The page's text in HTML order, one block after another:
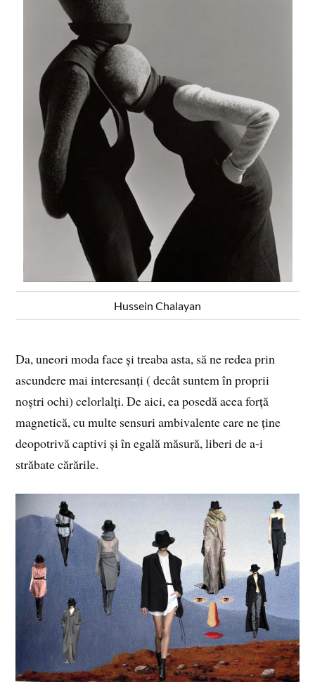
Hussein Chalayan
Da, uneori moda face și treaba asta, să ne redea prin
ascundere mai interesanți ( decât suntem în proprii
noștri ochi) celorlalți. De aici, ea posedă acea forță
magnetică, cu multe sensuri ambivalente care ne ține
deopotrivă captivi și în egală măsură, liberi de a-i
străbate cărările.